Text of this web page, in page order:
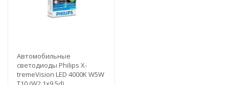
Автомобильные
светодиоды Philips X-
tremeVision LED 4000K W5W